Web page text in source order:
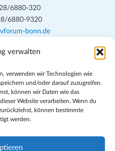
verwalten
verwenden wir Technologien wie
und/oder darauf zuzugreifen.
können wir Daten wie das
Website verarbeiten. Wenn du
können bestimmte
werden.
6880-320
6880-9320
bonn.de
will in seinen zentralen
und öffentlichen Lebens
ehrlicher Auseinandersetzung
des Evangeliums heraus
Leben verantwortlich zu
und zu handeln.